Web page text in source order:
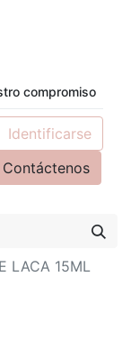
compromiso
Identificarse
Contáctenos
LACA 15ML